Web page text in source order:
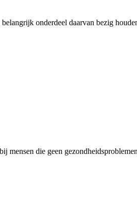
belangrijk onderdeel daarvan bezig
die geen